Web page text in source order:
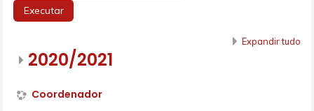
Executar
Expandir tudo
2020/2021
Coordenador